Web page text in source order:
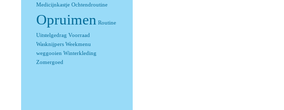
Medicijnkastje Ochtendroutine
Opruimen Routine
Uitstelgedrag Voorraad
Wasknijpers Weekmenu
weggooien Winterkleding
Zomergoed